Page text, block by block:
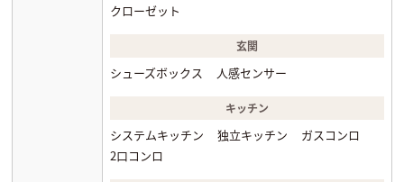
クローゼット
玄関
シューズボックス 人感センサー
キッチン
システムキッチン 独立キッチン
ガスコンロ
2口コンロ